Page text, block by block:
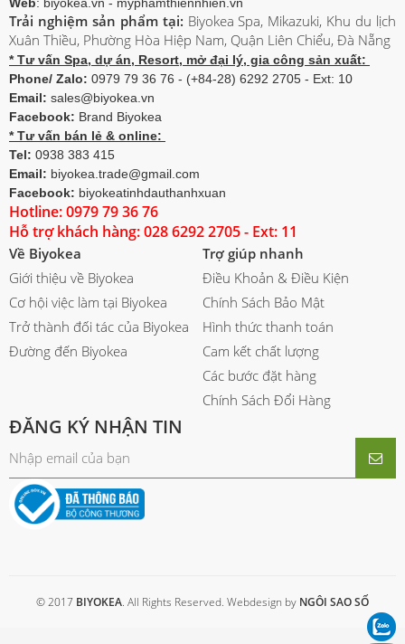
Trải nghiệm sản phẩm tại: Biyokea Spa, Mikazuki, Khu du lịch
Xuân Thiều, Phường Hòa Hiệp Nam, Quận Liên Chiểu, Đà Nẵng
* Tư vấn Spa, dự án, Resort, mở đại lý, gia công sản xuất:
Phone/ Zalo: 0979 79 36 76 - (+84-28) 6292 2705 - Ext: 10
Email: sales@biyokea.vn
Facebook: Brand Biyokea
* Tư vấn bán lẻ & online:
Tel: 0938 383 415
Email: biyokea.trade@gmail.com
Facebook: biyokeatinhdauthanhxuan
Hotline: 0979 79 36 76
Hỗ trợ khách hàng: 028 6292 2705 - Ext: 11
Về Biyokea
Giới thiệu về Biyokea
Cơ hội việc làm tại Biyokea
Trở thành đối tác của Biyokea
Đường đến Biyokea
Trợ giúp nhanh
Điều Khoản & Điều Kiện
Chính Sách Bảo Mật
Hình thức thanh toán
Cam kết chất lượng
Các bước đặt hàng
Chính Sách Đổi Hàng
ĐĂNG KÝ NHẬN TIN
© 2017 BIYOKEA. All Rights Reserved. Webdesign by NGÔI SAO SỐ